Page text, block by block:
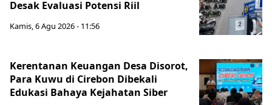
Desak Evaluasi Potensi Riil
Kamis, 6 Agu 2026 - 11:56
Kerentanan Keuangan Desa Disorot,
Para Kuwu di Cirebon Dibekali
Edukasi Bahaya Kejahatan Siber